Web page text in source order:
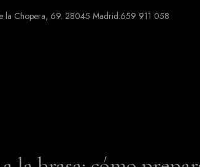
la Chopera, 69. 28045 Madrid.659 911 058